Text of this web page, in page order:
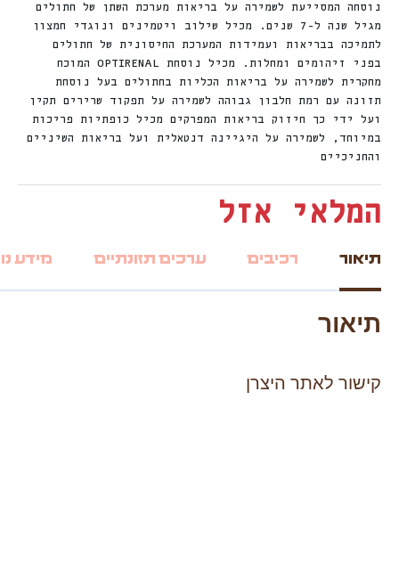
נוסחה המסייעת לשמירה על בריאות מערכת השתן של חתולים
מגיל שנה ל-7 שנים. מכיל שילוב ויטמינים ונוגדי חמצון
לתמיכה בבריאות ועמידות המערכת החיסונית של חתולים
בפני זיהומים ומחלות. מכיל נוסחת OPTIRENAL המוכח
מחקרית לשמירה על בריאות הכליות בחתולים בעל נוסחת
תזונה עם רמת חלבון גבוהה לשמירה על תפקוד שרירים תקין
ועל ידי כך חיזוק בריאות המפרקים מכיל כופתיות פריכות
במיוחד, לשמירה על היגיינה דנטאלית ועל בריאות השיניים
והחניכיים
המלאי אזל
תיאור רכיבים ערכים תזונתיים מידע
תיאור
קישור לאתר היצרן